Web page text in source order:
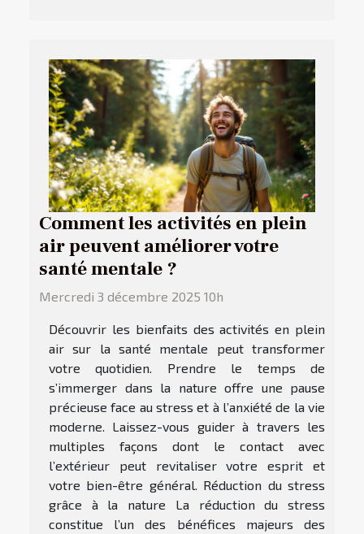
Comment les activités en plein
air peuvent améliorer votre
santé mentale ?
Mercredi 3 décembre 2025 10h
Découvrir les bienfaits des activités en plein
air sur la santé mentale peut transformer
votre quotidien. Prendre le temps de
s’immerger dans la nature offre une pause
précieuse face au stress et à l’anxiété de la vie
moderne. Laissez-vous guider à travers les
multiples façons dont le contact avec
l’extérieur peut revitaliser votre esprit et
votre bien-être général. Réduction du stress
grâce à la nature La réduction du stress
constitue l’un des bénéfices majeurs des